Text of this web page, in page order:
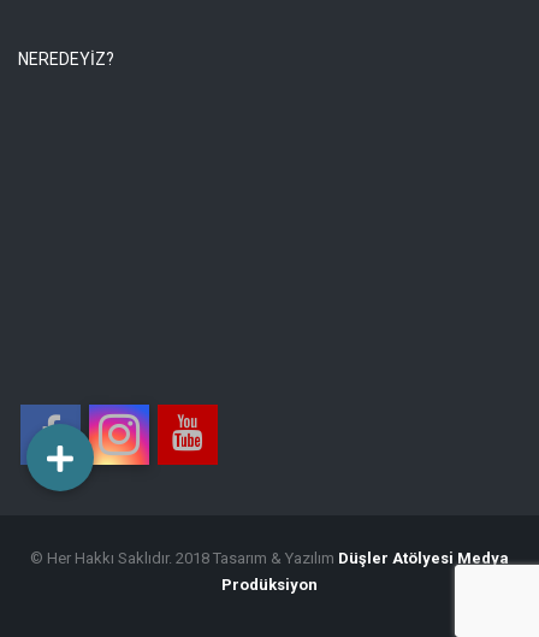
NEREDEYİZ?
© Her Hakkı Saklıdır. 2018 Tasarım & Yazılım Düşler Atölyesi Medya
Prodüksiyon